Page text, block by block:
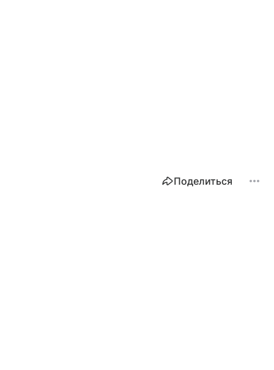
Поделиться